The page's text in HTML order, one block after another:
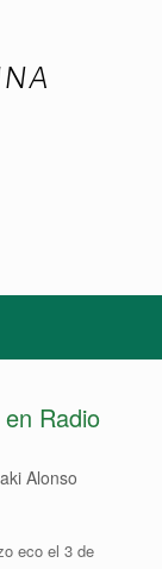
Radio
Alonso
eco el 3 de